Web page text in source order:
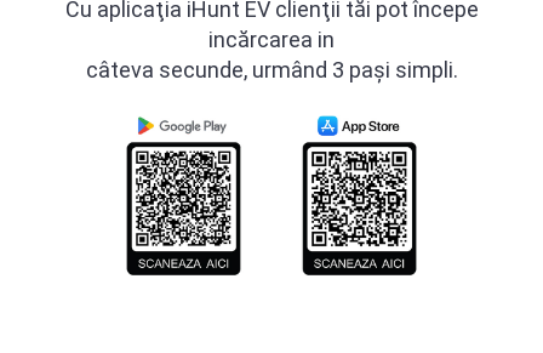
Cu aplicaţia iHunt EV clienţii tăi pot începe
incărcarea in
câteva secunde, urmând 3 paşi simpli.